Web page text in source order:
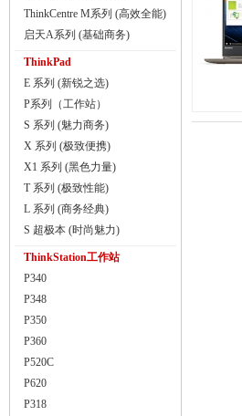
ThinkCentre M系列 (高效全能)
启天A系列 (基础商务)
ThinkPad
E 系列 (新锐之选)
P系列（工作站）
S 系列 (魅力商务)
X 系列 (极致便携)
X1 系列 (黑色力量)
T 系列 (极致性能)
L 系列 (商务经典)
S 超极本 (时尚魅力)
ThinkStation工作站
P340
P348
P350
P360
P520C
P620
P318